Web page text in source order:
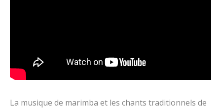
La musique de marimba et les chants traditionnels de